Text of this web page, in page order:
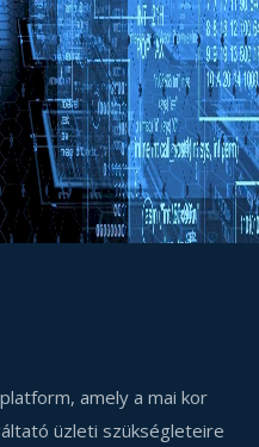
amely a mai kor
üzleti szükségleteire